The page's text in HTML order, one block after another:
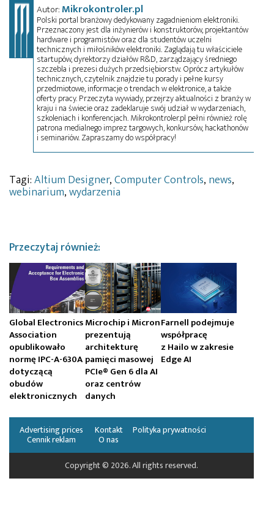
Autor:Mikrokontroler.pl
Polski portal branżowy dedykowany zagadnieniom elektroniki.
Przeznaczony jest dla inżynierów i konstruktorów, projektantów
hardware i programistów oraz dla studentów uczelni
technicznych i miłośników elektroniki. Zaglądają tu właściciele
startupów, dyrektorzy działów R&D, zarządzający średniego
szczebla i prezesi dużych przedsiębiorstw. Oprócz artykułów
technicznych, czytelnik znajdzie tu porady i pełne kursy
przedmiotowe, informacje o trendach w elektronice, a także
oferty pracy. Przeczyta wywiady, przejrzy aktualności z branży w
kraju i na świecie oraz zadeklaruje swój udział w wydarzeniach,
szkoleniach i konferencjach. Mikrokontroler.pl pełni również rolę
patrona medialnego imprez targowych, konkursów, hackathonów
i seminariów. Zapraszamy do współpracy!
Tagi:Altium Designer,Computer Controls, news,
webinarium,wydarzenia
Przeczytaj również:
Global Electronics
Association
opublikowało
normę IPC-A-630A
dotyczącą
obudów
elektronicznych
Microchip i Micron
prezentują
architekturę
pamięci masowej
PCIe® Gen 6 dla AI
oraz centrów
danych
Farnell podejmuje
współpracę
z Hailo w zakresie
Edge AI
Cennik reklam
Advertising prices Kontakt
O nas
Polityka prywatności
Copyright © 2026. All rights reserved.